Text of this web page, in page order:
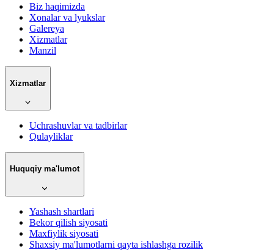
Biz haqimizda
Xonalar va lyukslar
Galereya
Xizmatlar
Manzil
Xizmatlar
Uchrashuvlar va tadbirlar
Qulayliklar
Huquqiy ma'lumot
Yashash shartlari
Bekor qilish siyosati
Maxfiylik siyosati
Shaxsiy ma'lumotlarni qayta ishlashga rozilik